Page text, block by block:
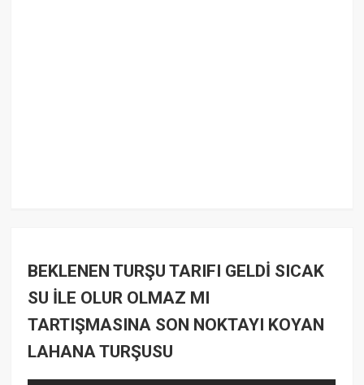
BEKLENEN TURŞU TARIFI GELDİ SICAK
SU İLE OLUR OLMAZ MI
TARTIŞMASINA SON NOKTAYI KOYAN
LAHANA TURŞUSU